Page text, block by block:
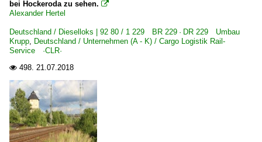
bei Hockeroda zu sehen. 
Alexander Hertel
Deutschland / Dieselloks | 92 80 / 1 229 BR 229 · DR 229 Umbau
Krupp, Deutschland / Unternehmen (A - K) / Cargo Logistik Rail-
Service ·CLR·
 498. 21.07.2018